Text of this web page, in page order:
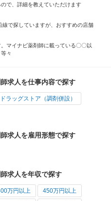
で、詳細を教えていただけます
線で探していますが、おすすめの店舗
マイナビ薬剤師に載っている〇〇以
々
求人を仕事内容で探す
ドラッグストア（調剤併設）
求人を雇用形態で探す
求人を年収で探す
万円以上 450万円以上